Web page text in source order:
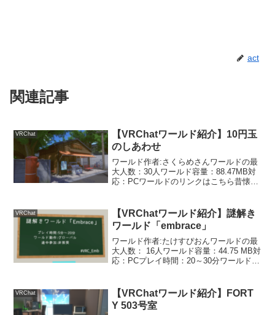
act
関連記事
VRChat
【VRChatワールド紹介】10円玉
のしあわせ
ワールド作者:さくらめさんワールドの最
大人数：30人ワールド容量：88.47MB対
応：PCワールドのリンクはこちら昔懐か
いですよね。田舎にあって、優しそうな
おばあちゃん...
VRChat
【VRChatワールド紹介】謎解き
ワールド「embrace」
ワールド作者:たけすぴおんワールドの最
大人数： 16人ワールド容量：44.75 MB対
応：PCプレイ時間：20～30分ワールドの
ーバルなので誰かが正解を入力すれば先
に進...
VRChat
【VRChatワールド紹介】FORT
Y 503号室